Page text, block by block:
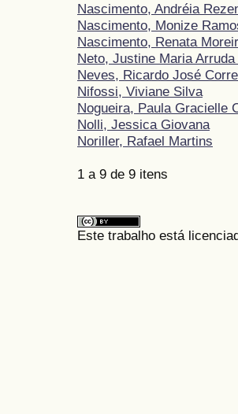
Nascimento, Andréia
Nascimento, Monize
Nascimento, Renata
Neto, Justine Maria
Neves, Ricardo José
Nifossi, Viviane Silva
Nogueira, Paula Gracielle
Nolli, Jessica Giovana
Noriller, Rafael Martins
1 a 9 de 9 itens
Este trabalho está